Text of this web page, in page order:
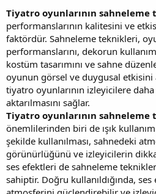
Tiyatro oyunlarının
performanslarının kalitesini ve
faktördür. Sahneleme teknikleri,
performanslarını, dekorun
kostüm tasarımını ve sahne
oyunun görsel ve duygusal etkisini
tiyatro oyunlarının izleyicilere
aktarılmasını sağlar.
Tiyatro oyunlarının
önemlilerinden biri de ışık
şekilde kullanılması, sahnedeki
görünürlüğünü ve izleyicilerin
ses efektleri de sahneleme
sahiptir. Doğru kullanıldığında,